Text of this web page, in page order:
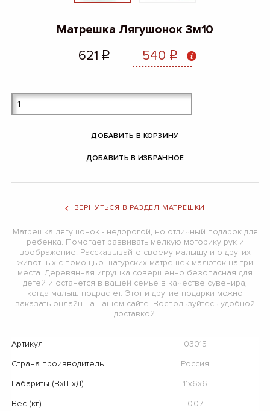
Матрешка Лягушонок 3м10
621 q 540 q
ДОБАВИТЬ В КОРЗИНУ
ДОБАВИТЬ В ИЗБРАННОЕ
ВЕРНУТЬСЯ В РАЗДЕЛ МАТРЕШКИ
Матрешка лягушонок - недорогой, но отличный подарок для
ребенка. Помогает развивать мелкую моторику рук и
воображение. Рассказывайте своему малышу и о других
животных с помощью шатурских матрешек-малюток на три
места. Деревянная игрушка совершенно безопасная для
детей и останется в вашей семье в качестве сувенира,
когда малыш подрастет. Этот и другие подарки можно
заказать онлайн на нашем сайте. Воспользуйтесь удобной
доставкой.
Артикул
03015
Страна производитель
Россия
Габариты (ВхШхД)
11х6х6
Вес (кг)
0.07